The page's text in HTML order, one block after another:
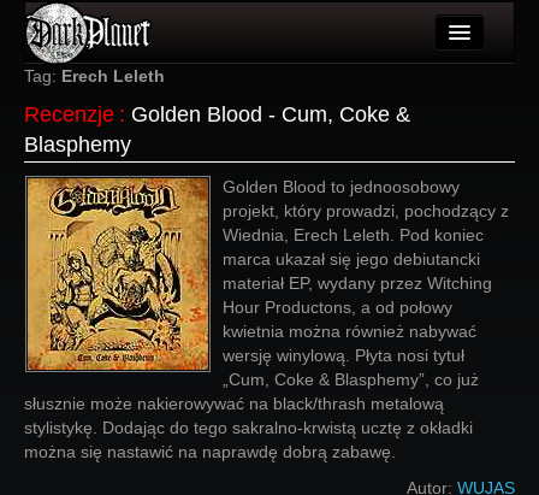
Artykuły
Użytkownicy
Wydarzenia
Galeria
Forum
Więcej
Login
Tag: Erech Leleth
Recenzje : Golden Blood - Cum, Coke &
Blasphemy
Golden Blood to jednoosobowy
projekt, który prowadzi, pochodzący z
Wiednia, Erech Leleth. Pod koniec
marca ukazał się jego debiutancki
materiał EP, wydany przez Witching
Hour Productons, a od połowy
kwietnia można również nabywać
wersję winylową. Płyta nosi tytuł
„Cum, Coke & Blasphemy”, co już
słusznie może nakierowywać na black/thrash metalową
stylistykę. Dodając do tego sakralno-krwistą ucztę z okładki
można się nastawić na naprawdę dobrą zabawę.
Autor: WUJAS